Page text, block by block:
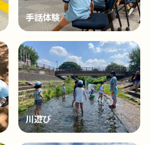
手話体験
川遊び